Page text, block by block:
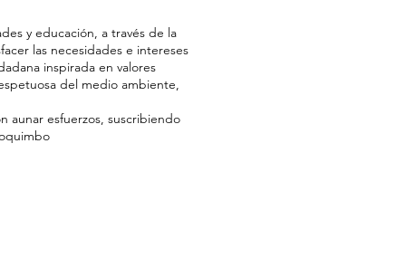
y educación, a través de la
las necesidades e intereses
inspirada en valores
del medio ambiente,
aunar esfuerzos, suscribiendo